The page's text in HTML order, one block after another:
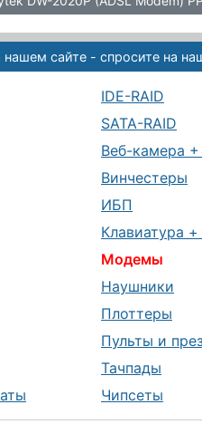
сайте - спросите на
IDE-RAID
SATA-RAID
Веб-камера +
Винчестеры
ИБП
Клавиатура
Модемы
Наушники
Плоттеры
Пульты и
Тачпады
Чипсеты